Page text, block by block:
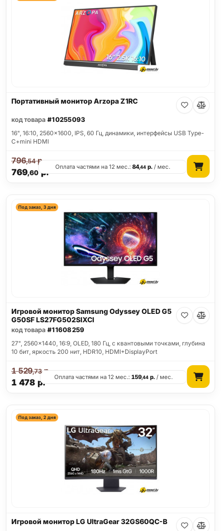
Портативный монитор Arzopa Z1RC
код товара #10255093
16", 16:10, 2560x1600, IPS, 60 Гц, динамики, интерфейсы USB Type-
C+mini HDMI
769,60р.
796,54р.
Оплата частями на 12 мес.:84,44 р. / мес.
Под заказ, 3 дня
Игровой монитор Samsung Odyssey OLED G5
G50SF LS27FG502SIXCI
код товара #11608259
27", 2560x1440, 16:9, OLED, 180 Гц, c квантовыми точками, глубина
10 бит, яркость 200 нит, HDR10, HDMI+DisplayPort
1 478 р.
1 529,73р.
Оплата частями на 12 мес.:159,44 р. / мес.
Под заказ, 2 дня
Игровой монитор LG UltraGear 32GS60QC-B